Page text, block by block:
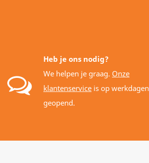
Heb je ons nodig?
We helpen je graag. Onze
klantenservice is op werkdagen
geopend.